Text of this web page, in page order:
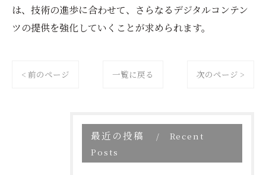
は、技術の進歩に合わせて、さらなるデジタルコンテン
ツの提供を強化していくことが求められます。
< 前のページ 一覧に戻る 次のページ >
最近の投稿
Recent
Posts